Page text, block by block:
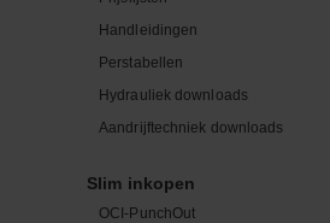
Handleidingen
Perstabellen
Hydrauliek downloads
Aandrijftechniek downloads
Slim inkopen
OCI-PunchOut